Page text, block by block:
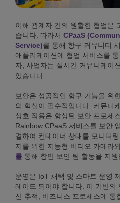
이해 관계자 간의 원활한 협업은
습니다. 따라서 CPaaS
Service)를 통해 항구 커뮤니티
애플리케이션에 협업 서비스를
자, 사업자는 실시간 커뮤니케이
있습니다.
보안은 성공적인 항구 기능을 위
의 혁신이 필수적입니다. 커뮤니
상호 작용은 향상된 보안 프로세
Rainbow CPaaS 서비스를 보안
결하여 컨테이너 상태를 모니터
지를 위한 지능형 비디오 카메라
를 통해 항만 보안 팀 활동을 지원
운영은 IoT 채택 및 스마트 운영
레이드 되어야 합니다. 이 기반
산 추적, 비즈니스 프로세스에